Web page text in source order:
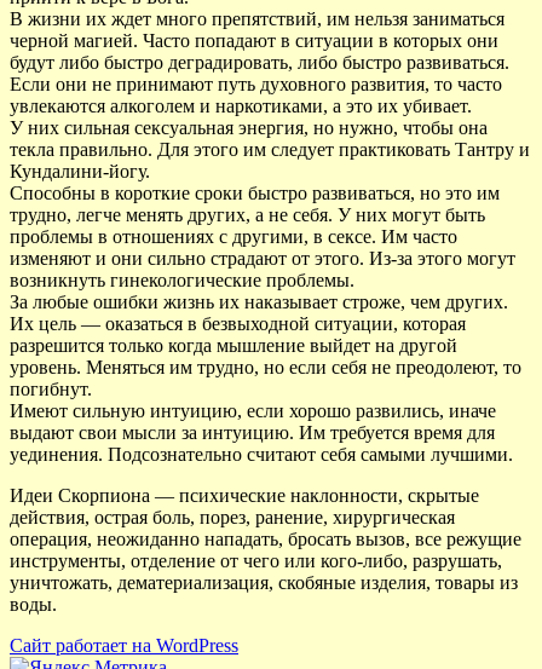
В жизни их ждет много препятствий, им нельзя заниматься
черной магией. Часто попадают в ситуации в которых они
будут либо быстро деградировать, либо быстро развиваться.
Если они не принимают путь духовного развития, то часто
увлекаются алкоголем и наркотиками, а это их убивает.
У них сильная сексуальная энергия, но нужно, чтобы она
текла правильно. Для этого им следует практиковать Тантру и
Кундалини-йогу.
Способны в короткие сроки быстро развиваться, но это им
трудно, легче менять других, а не себя. У них могут быть
проблемы в отношениях с другими, в сексе. Им часто
изменяют и они сильно страдают от этого. Из-за этого могут
возникнуть гинекологические проблемы.
За любые ошибки жизнь их наказывает строже, чем других.
Их цель — оказаться в безвыходной ситуации, которая
разрешится только когда мышление выйдет на другой
уровень. Меняться им трудно, но если себя не преодолеют, то
погибнут.
Имеют сильную интуицию, если хорошо развились, иначе
выдают свои мысли за интуицию. Им требуется время для
уединения. Подсознательно считают себя самыми лучшими.
Идеи Скорпиона — психические наклонности, скрытые
действия, острая боль, порез, ранение, хирургическая
операция, неожиданно нападать, бросать вызов, все режущие
инструменты, отделение от чего или кого-либо, разрушать,
уничтожать, дематериализация, скобяные изделия, товары из
воды.
Сайт работает на WordPress